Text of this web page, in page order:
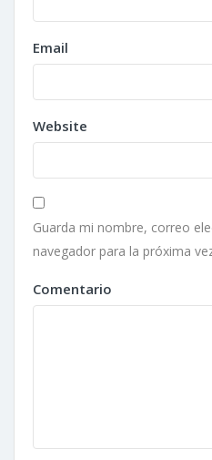
Email
Website
Guarda mi nombre, correo
navegador para la próxima
Comentario